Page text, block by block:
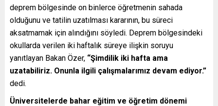
deprem bölgesinde on binlerce öğretmenin sahada
olduğunu ve tatilin uzatılması kararının, bu süreci
aksatmamak için alındığını söyledi. Deprem bölgesindeki
okullarda verilen iki haftalık süreye ilişkin soruyu
yanıtlayan Bakan Özer, “Şimdilik iki hafta ama
uzatabiliriz. Onunla ilgili çalışmalarımız devam ediyor.”
dedi.
Üniversitelerde bahar eğitim ve öğretim dönemi